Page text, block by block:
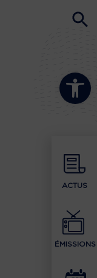
Ouvrir la
ACTUS
ÉMISSIONS